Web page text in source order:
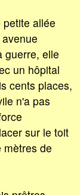
allée
guerre, elle
un hôpital
cents places,
n'a pas
sur le toit
mètres de